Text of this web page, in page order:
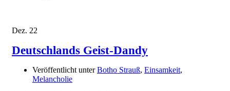
Dez. 22
Deutschlands Geist-Dandy
Veröffentlicht unterBotho Strauß, Einsamkeit,
Melancholie